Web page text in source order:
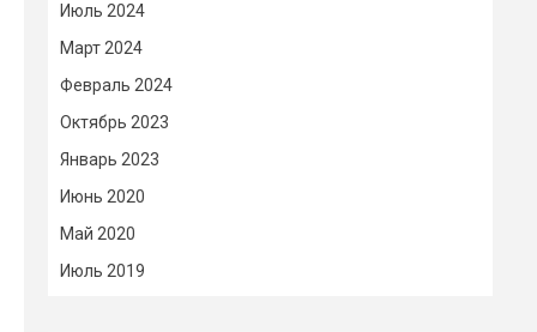
Июль 2024
Март 2024
Февраль 2024
Октябрь 2023
Январь 2023
Июнь 2020
Май 2020
Июль 2019